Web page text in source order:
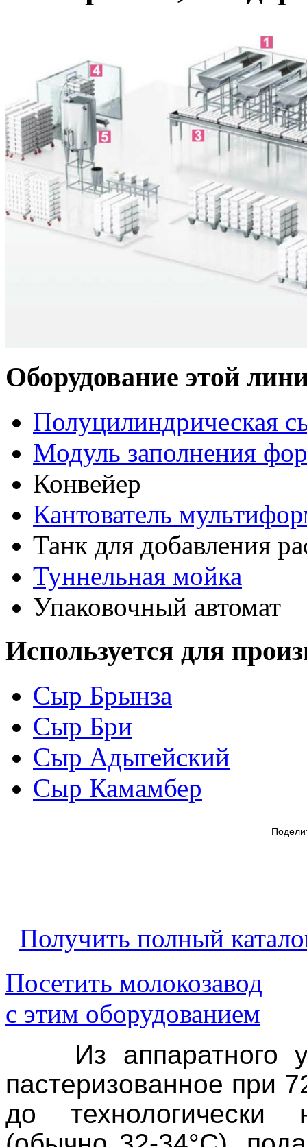
Оборудование этой
Полуцилиндрическая
Модуль заполнения
Конвейер
Кантователь
Танк для добавления
Туннельная мойка
Упаковочный автомат
Используется для
Сыр Брынза
Сыр Бри
Сыр Адыгейский
Сыр Камамбер
Получить полный
Посетить молокозавод
с этим оборудованием
Из аппаратного
пастеризованное при
до технологически